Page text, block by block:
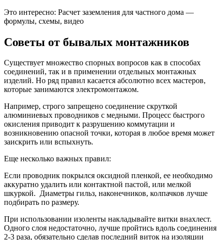
Это интересно: Расчет заземления для частного дома —
формулы, схемы, видео
Советы от бывалых монтажников
Существует множество спорных вопросов как в способах
соединений, так и в применении отдельных монтажных
изделий. Но ряд правил касается абсолютно всех мастеров,
которые занимаются электромонтажом.
Например, строго запрещено соединение скруткой
алюминиевых проводников с медными. Процесс быстрого
окисления приводит к разрушению коммутации и
возникновению опасной точки, которая в любое время может
заискрить или вспыхнуть.
Еще несколько важных правил:
Если проводник покрылся оксидной пленкой, ее необходимо
аккуратно удалить или контактной пастой, или мелкой
шкуркой. Диаметры гильз, наконечников, колпачков лучше
подбирать по размеру.
При использовании изоленты накладывайте витки внахлест.
Одного слоя недостаточно, лучше пройтись вдоль соединения
2-3 раза, обязательно сделав последний виток на изоляции